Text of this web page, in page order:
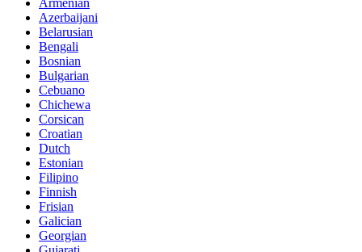
Armenian
Azerbaijani
Belarusian
Bengali
Bosnian
Bulgarian
Cebuano
Chichewa
Corsican
Croatian
Dutch
Estonian
Filipino
Finnish
Frisian
Galician
Georgian